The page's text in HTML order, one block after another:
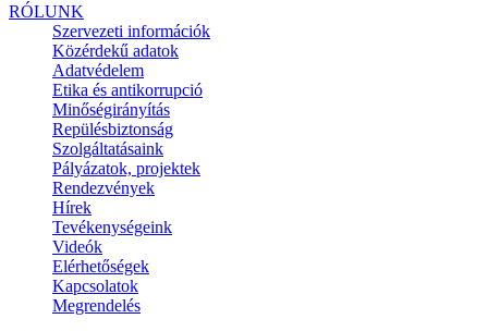
RÓLUNK
Szervezeti információk
Közérdekű adatok
Adatvédelem
Etika és antikorrupció
Minőségirányítás
Repülésbiztonság
Szolgáltatásaink
Pályázatok, projektek
Rendezvények
Hírek
Tevékenységeink
Videók
Elérhetőségek
Kapcsolatok
Megrendelés